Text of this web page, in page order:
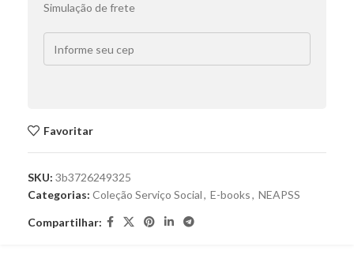
Simulação de frete
Favoritar
SKU: 3b3726249325
Categorias: Coleção Serviço Social, E-books, NEAPSS
Compartilhar: